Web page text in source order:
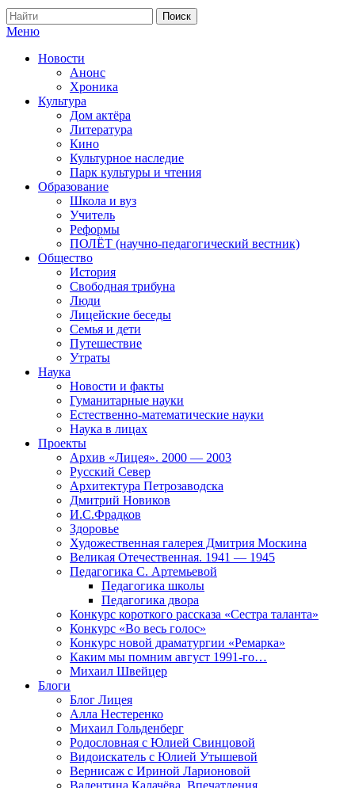
Меню
Новости
Анонс
Хроника
Культура
Дом актёра
Литература
Кино
Культурное наследие
Парк культуры и чтения
Образование
Школа и вуз
Учитель
Реформы
ПОЛЁТ (научно-педагогический вестник)
Общество
История
Свободная трибуна
Люди
Лицейские беседы
Семья и дети
Путешествие
Утраты
Наука
Новости и факты
Гуманитарные науки
Естественно-математические науки
Наука в лицах
Проекты
Архив «Лицея». 2000 — 2003
Русский Север
Архитектура Петрозаводска
Дмитрий Новиков
И.С.Фрадков
Здоровье
Художественная галерея Дмитрия Москина
Великая Отечественная. 1941 — 1945
Педагогика С. Артемьевой
Педагогика школы
Педагогика двора
Конкурс короткого рассказа «Сестра таланта»
Конкурс «Во весь голос»
Конкурс новой драматургии «Ремарка»
Каким мы помним август 1991-го…
Михаил Швейцер
Блоги
Блог Лицея
Алла Нестеренко
Михаил Гольденберг
Родословная с Юлией Свинцовой
Видоискатель с Юлией Утышевой
Вернисаж с Ириной Ларионовой